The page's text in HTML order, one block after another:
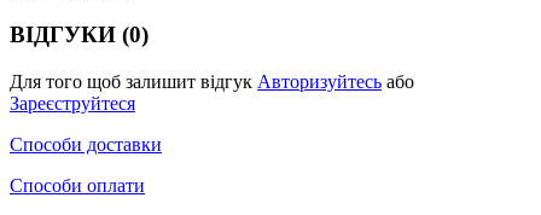
ВІДГУКИ (0)
Для того щоб залишит відгук Авторизуйтесь або
Зареєструйтеся
Способи доставки
Способи оплати